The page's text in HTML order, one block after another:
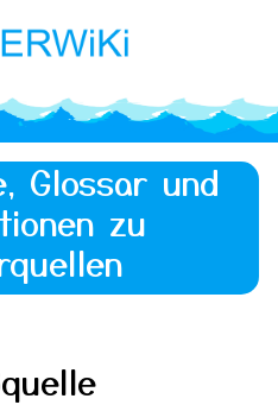
Glossar und
zu